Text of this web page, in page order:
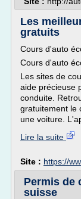
Les
gratuits
Cours d'auto
Cours d'auto
Les sites de
aide précieuse
conduite.
gratuitement le
une voiture.
Lire la suite
Site : https://
Permis de
suisse